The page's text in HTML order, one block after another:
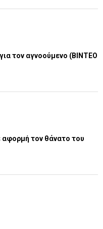
τον αγνοούμενο (ΒΙΝΤΕΟ
αφορμή τον θάνατο του